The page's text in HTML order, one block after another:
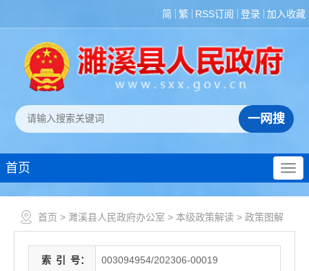
简 繁 RSS订阅 登录 加入收藏
首页
首页 > 濉溪县人民政府办公室 > 本级政策解读 > 政策图解
索 引 号： 003094954/202306-00019